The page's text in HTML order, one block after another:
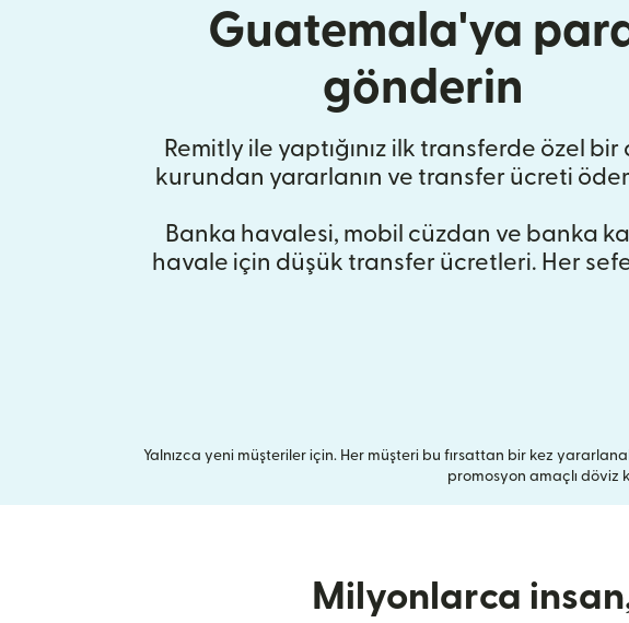
Guatemala'ya
gönderin
Remitly ile yaptığınız ilk transferde özel bir
kurundan yararlanın ve transfer ücreti
Banka havalesi, mobil cüzdan ve banka
havale için düşük transfer ücretleri. Her
Yalnızca yeni müşteriler için. Her müşteri bu fırsattan bir kez
promosyon amaçlı döviz
Milyonlarca